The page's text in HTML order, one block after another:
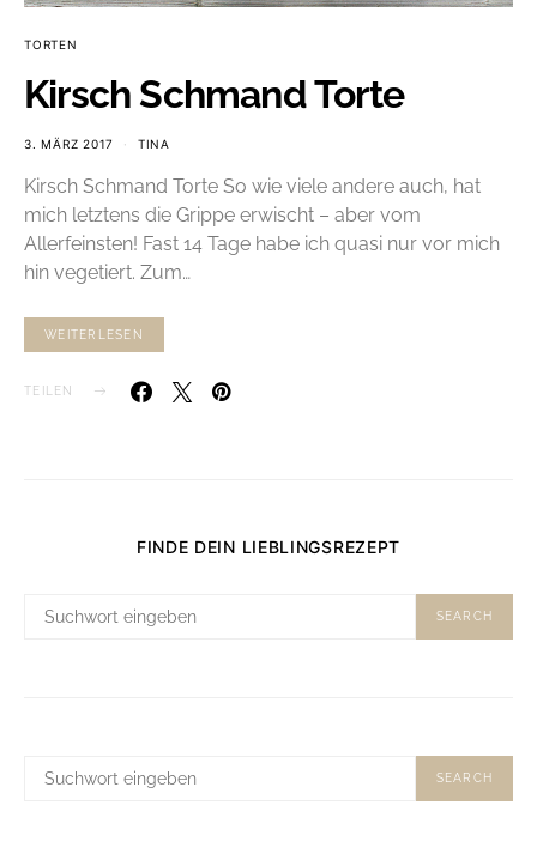
TORTEN
Kirsch Schmand Torte
3. MÄRZ 2017 TINA
Kirsch Schmand Torte So wie viele andere auch, hat
mich letztens die Grippe erwischt – aber vom
Allerfeinsten! Fast 14 Tage habe ich quasi nur vor mich
hin vegetiert. Zum…
WEITERLESEN
TEILEN
FINDE DEIN LIEBLINGSREZEPT
SUCHE
SEARCH
SUCHE
SEARCH